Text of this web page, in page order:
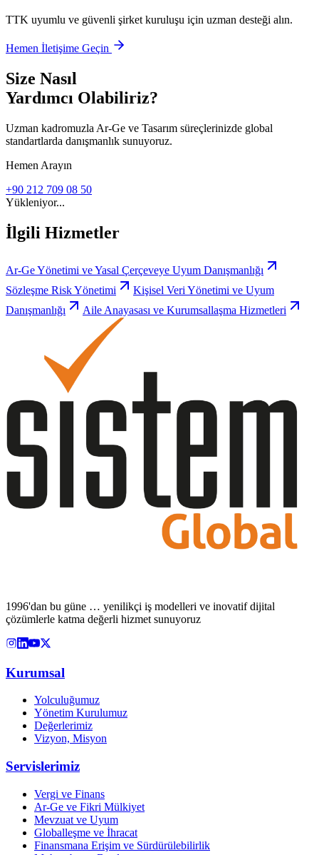
TTK uyumlu ve güvenli şirket kuruluşu için uzman desteği alın.
Hemen İletişime Geçin
Size Nasıl
Yardımcı Olabiliriz?
Uzman kadromuzla Ar-Ge ve Tasarım süreçlerinizde global
standartlarda danışmanlık sunuyoruz.
Hemen Arayın
+90 212 709 08 50
Yükleniyor...
İlgili Hizmetler
Ar-Ge Yönetimi ve Yasal Çerçeveye Uyum Danışmanlığı
Sözleşme Risk Yönetimi
Kişisel Veri Yönetimi ve Uyum
Danışmanlığı
Aile Anayasası ve Kurumsallaşma Hizmetleri
1996'dan bu güne … yenilikçi iş modelleri ve inovatif dijital
çözümlerle katma değerli hizmet sunuyoruz
Kurumsal
Yolculuğumuz
Yönetim Kurulumuz
Değerlerimiz
Vizyon, Misyon
Servislerimiz
Vergi ve Finans
Ar-Ge ve Fikri Mülkiyet
Mevzuat ve Uyum
Globalleşme ve İhracat
Finansmana Erişim ve Sürdürülebilirlik